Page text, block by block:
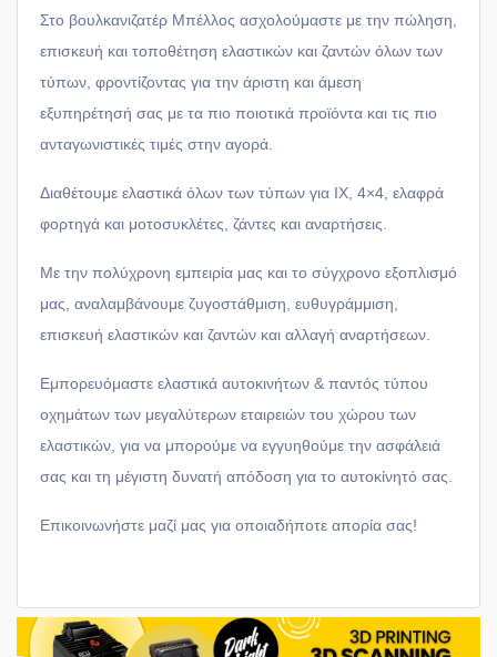
Στο βουλκανιζατέρ Μπέλλος ασχολούμαστε με την πώληση,
επισκευή και τοποθέτηση ελαστικών και ζαντών όλων των
τύπων, φροντίζοντας για την άριστη και άμεση
εξυπηρέτησή σας με τα πιο ποιοτικά προϊόντα και τις πιο
ανταγωνιστικές τιμές στην αγορά.
Διαθέτουμε ελαστικά όλων των τύπων για ΙΧ, 4×4, ελαφρά
φορτηγά και μοτοσυκλέτες, ζάντες και αναρτήσεις.
Με την πολύχρονη εμπειρία μας και το σύγχρονο εξοπλισμό
μας, αναλαμβάνουμε ζυγοστάθμιση, ευθυγράμμιση,
επισκευή ελαστικών και ζαντών και αλλαγή αναρτήσεων.
Εμπορευόμαστε ελαστικά αυτοκινήτων & παντός τύπου
οχημάτων των μεγαλύτερων εταιρειών του χώρου των
ελαστικών, για να μπορούμε να εγγυηθούμε την ασφάλειά
σας και τη μέγιστη δυνατή απόδοση για το αυτοκίνητό σας.
Επικοινωνήστε μαζί μας για οποιαδήποτε απορία σας!